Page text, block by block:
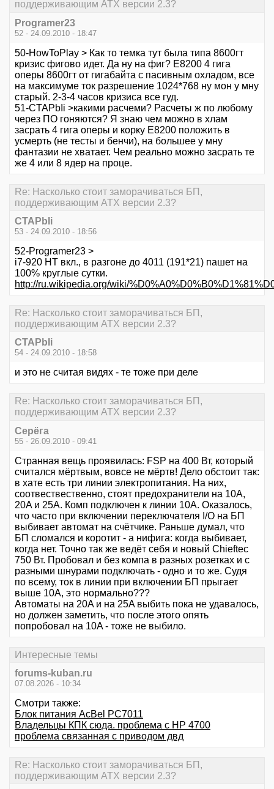
поддерживающим ATX версии 2.3?
Programer23
52 - 24.09.2010 - 18:47
50-HowToPlay > Как то темка тут была типа 8600гт
кризис фигово идет. Да ну на фиг? Е8200 4 гига
оперы 8600гт от гигабайта с пасивным охладом, все
на максимуме ток разрешение 1024*768 ну мон у мну
старый. 2-3-4 часов кризиса все гуд.
51-CTAPbIi >какими расчеми? Расчеты ж по любому
через ПО гоняются? Я знаю чем можно в хлам
засрать 4 гига оперы и корку Е8200 положить в
усмерть (не тесты и бенчи), на большее у мну
фантазии не хватает. Чем реально можно засрать те
же 4 или 8 ядер на проце.
Re: Насколько стоит заморачиваться БП,
поддерживающим ATX версии 2.3?
CTAPbIi
53 - 24.09.2010 - 18:56
52-Programer23 >
i7-920 НТ вкл., в разгоне до 4011 (191*21) пашет на
100% круглые сутки.
http://ru.wikipedia.org/wiki/
Re: Насколько стоит заморачиваться БП,
поддерживающим ATX версии 2.3?
CTAPbIi
54 - 24.09.2010 - 18:58
и это не считая видях - те тоже при деле
Re: Насколько стоит заморачиваться БП,
поддерживающим ATX версии 2.3?
Серёга
55 - 26.09.2010 - 09:41
Странная вещь проявилась: FSP на 400 Вт, который
считался мёртвым, вовсе не мёртв! Дело обстоит так:
в хате есть три линии электропитания. На них,
соотвествественно, стоят предохранители на 10A,
20A и 25A. Комп подключен к линии 10A. Оказалось,
что часто при включении переключателя I/O на БП
выбивает автомат на счётчике. Раньше думал, что
БП сломался и коротит - а нифига: когда выбивает,
когда нет. Точно так же ведёт себя и новый Chieftec
750 Вт. Пробовал и без компа в разных розетках и с
разными шнурами подключать - одно и то же. Судя
по всему, ток в линии при включении БП прыгает
выше 10A, это нормально???
Автоматы на 20A и на 25A выбить пока не удавалось,
но должен заметить, что после этого опять
попробовал на 10A - тоже не выбило.
Интересные темы
forums-kuban.ru
07.08.2026 - 10:34
Смотри также:
Блок питания AcBel PC7011
Владельцы КПК сюда. проблема с HP 4700
проблема связанная с приводом двд
Re: Насколько стоит заморачиваться БП,
поддерживающим ATX версии 2.3?